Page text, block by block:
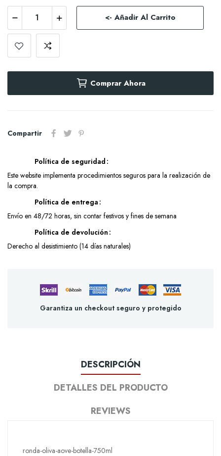
<- Añadir Al Carrito
Comprar Ahora
Compartir
Política de seguridad
Este website implementa procedimientos seguros para la realización de
la compra.
Política de entrega
Envío en 48/72 horas, sin contar festivos y fines de semana
Política de devolución
Derecho al desistimiento (14 días naturales)
Garantiza un checkout seguro y protegido
DESCRIPCIÓN
DETALLES DEL PRODUCTO
REVIEWS
ronda-oliva-aove-botella-750ml